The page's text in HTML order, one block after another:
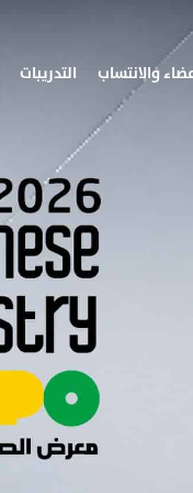
والانتساب التدريبات